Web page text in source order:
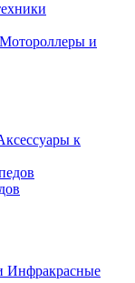
Мотороллеры и
к
Инфракрасные